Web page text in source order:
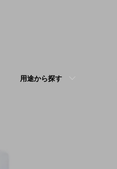
用途から探す